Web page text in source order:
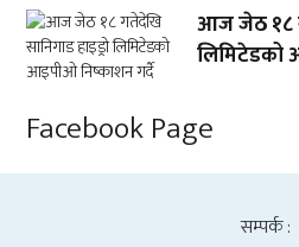
आज जेठ १८
लिमिटेडको
Facebook Page
सम्पर्क :